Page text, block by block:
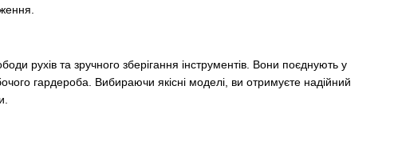
рухів та зручного зберігання інструментів. Вони поєднують у
гардероба. Вибираючи якісні моделі, ви отримуєте надійний